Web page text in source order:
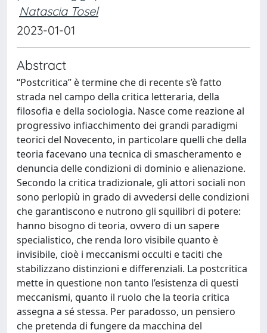
Natascia Tosel
2023-01-01
Abstract
“Postcritica” è termine che di recente s’è fatto
strada nel campo della critica letteraria, della
filosofia e della sociologia. Nasce come reazione al
progressivo infiacchimento dei grandi paradigmi
teorici del Novecento, in particolare quelli che della
teoria facevano una tecnica di smascheramento e
denuncia delle condizioni di dominio e alienazione.
Secondo la critica tradizionale, gli attori sociali non
sono perlopiù in grado di avvedersi delle condizioni
che garantiscono e nutrono gli squilibri di potere:
hanno bisogno di teoria, ovvero di un sapere
specialistico, che renda loro visibile quanto è
invisibile, cioè i meccanismi occulti e taciti che
stabilizzano distinzioni e differenziali. La postcritica
mette in questione non tanto l’esistenza di questi
meccanismi, quanto il ruolo che la teoria critica
assegna a sé stessa. Per paradosso, un pensiero
che pretenda di fungere da macchina del